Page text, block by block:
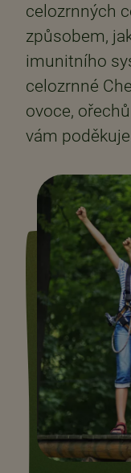
celozrnných
způsobem,
imunitního
celozrnné
ovoce,
vám